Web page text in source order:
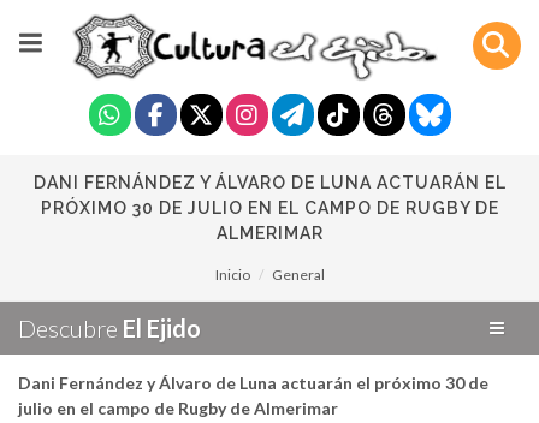
DANI FERNÁNDEZ Y ÁLVARO DE LUNA ACTUARÁN EL
PRÓXIMO 30 DE JULIO EN EL CAMPO DE RUGBY DE
ALMERIMAR
Inicio General
Descubre El Ejido
Dani Fernández y Álvaro de Luna actuarán el próximo 30 de
julio en el campo de Rugby de Almerimar